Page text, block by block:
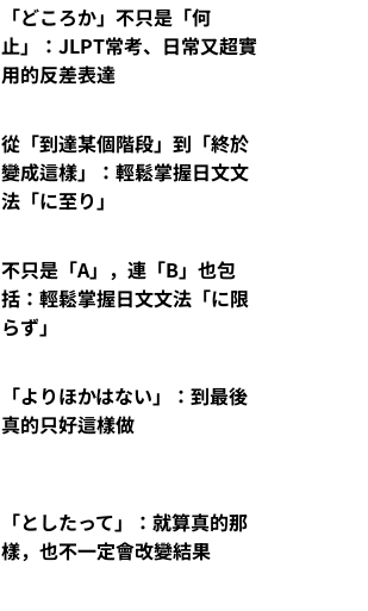
「どころか」不只是「何
止」：JLPT常考、日常又超實
用的反差表達
從「到達某個階段」到「終於
變成這樣」：輕鬆掌握日文文
法「に至り」
不只是「A」，連「B」也包
括：輕鬆掌握日文文法「に限
らず」
「よりほかはない」：到最後
真的只好這樣做
「としたって」：就算真的那
樣，也不一定會改變結果